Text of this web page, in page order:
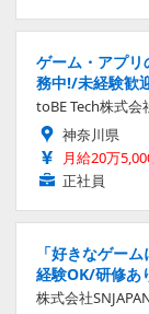
ゲーム・アプ
務中!/未経験歓
toBE Tech株式会
神奈川県
月給20万
正社員
「好きなゲー
経験OK/研修あ
株式会社